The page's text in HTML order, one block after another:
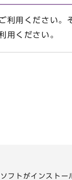
用ください。
用ください。
トがインストー